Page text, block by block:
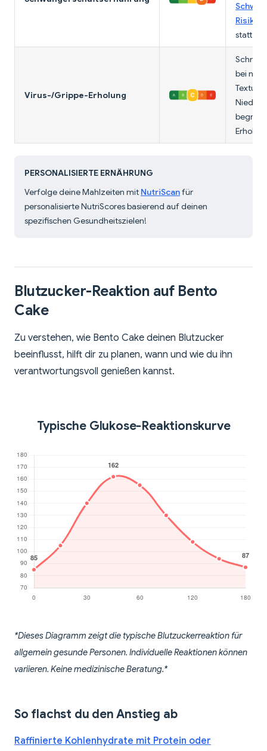
Risiko
statt
Virus-/Grippe-Erholung
bei
Textur
PERSONALISIERTE ERNÄHRUNG
Verfolge deine Mahlzeiten mit NutriScanfür
personalisierte NutriScores basierend auf deinen
spezifischen Gesundheitszielen!
Blutzucker-Reaktion auf Bento
Cake
Zu verstehen, wie Bento Cake deinen Blutzucker
beeinflusst, hilft dir zu planen, wann und wie du ihn
verantwortungsvoll genießen kannst.
Typische Glukose-Reaktionskurve
*Dieses Diagramm zeigt die typische Blutzuckerreaktion für
allgemein gesunde Personen. Individuelle Reaktionen können
variieren. Keine medizinische Beratung.*
So flachst du den Anstieg ab
Raffinierte Kohlenhydrate mit Protein oder